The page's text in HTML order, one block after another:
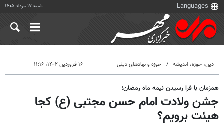
شنبه ۱۷ مرداد ۱۴۰۵
دين، حوزه، انديشه حوزه و نهادهاي ديني ۱۶ فروردین ۱۴۰۲، ۱۱:۱۶
همزمان با فرا رسیدن نیمه ماه رمضان؛
جشن ولادت امام حسن مجتبی (ع) کجا
هیئت برویم؟